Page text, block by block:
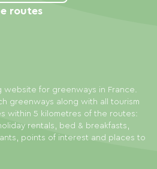
website for greenways in France.
greenways along with all tourism
within 5 kilometres of the routes:
rentals, bed & breakfasts,
points of interest and places to
routes